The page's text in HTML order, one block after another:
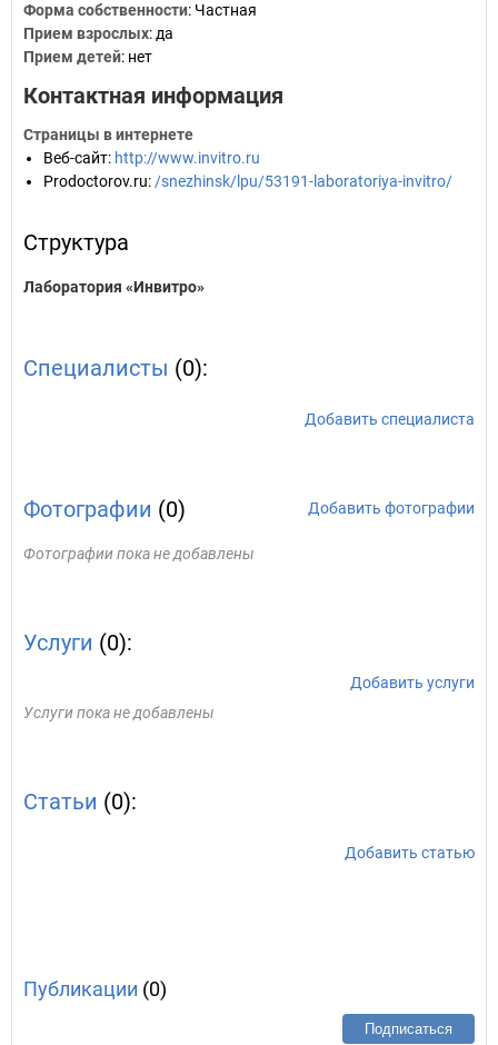
Форма собственности: Частная
Прием взрослых: да
Прием детей: нет
Контактная информация
Страницы в интернете
Веб-сайт: http://www.invitro.ru
Prodoctorov.ru: /snezhinsk/lpu/53191-laboratoriya-invitro/
Структура
Лаборатория «Инвитро»
Специалисты (0):
Добавить специалиста
Фотографии (0) Добавить фотографии
Фотографии пока не добавлены
Услуги (0):
Добавить услуги
Услуги пока не добавлены
Статьи (0):
Добавить статью
Публикации (0)
Подписаться